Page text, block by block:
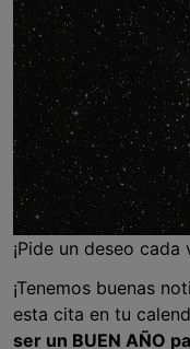
¡Pide un deseo
¡Tenemos buenas
esta cita en tu
ser un BUEN AÑO